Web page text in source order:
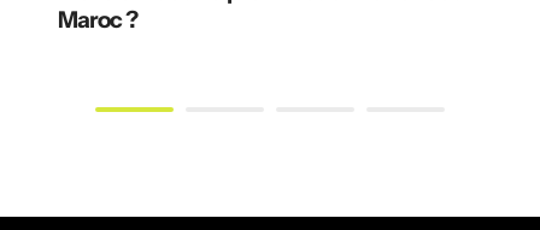
Maroc ?